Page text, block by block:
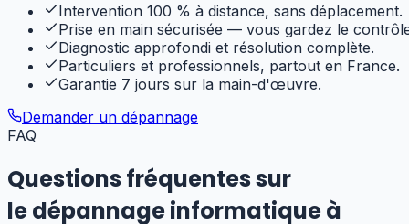
Intervention 100 % à distance, sans déplacement.
Prise en main sécurisée — vous gardez le
Diagnostic approfondi et résolution complète.
Particuliers et professionnels, partout en France.
Garantie 7 jours sur la main-d'œuvre.
Demander un dépannage
FAQ
Questions fréquentes sur
le dépannage informatiqueà